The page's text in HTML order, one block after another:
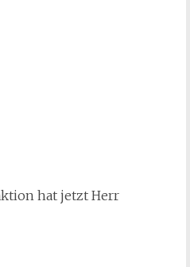
hat jetzt Herr